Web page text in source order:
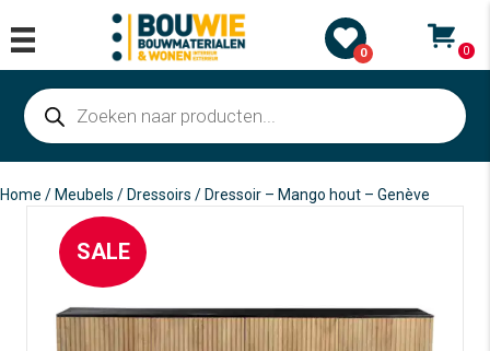
0 0
Producten
zoeken
Home / Meubels / Dressoirs / Dressoir – Mango hout – Genève
SALE